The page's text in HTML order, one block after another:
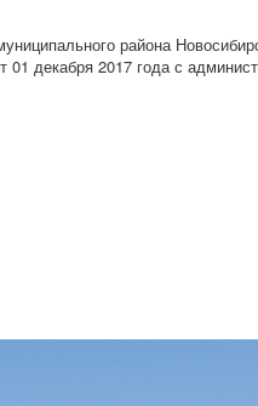
района
декабря 2017 года с